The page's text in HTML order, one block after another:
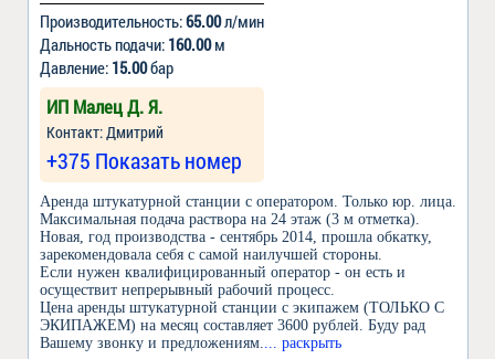
Производительность:65.00л/мин
Дальность подачи: 160.00м
Давление: 15.00бар
ИП Малец Д. Я.
Контакт: Дмитрий
+375 Показать номер
Аренда штукатурной станции c оператором. Только юр. лица.
Максимальная подача раствора на 24 этаж (3 м отметка).
Новая, год производства - сентябрь 2014, прошла обкатку,
зарекомендовала себя с самой наилучшей стороны.
Если нужен квалифицированный оператор - он есть и
осуществит непрерывный рабочий процесс.
Цена аренды штукатурной станции с экипажем (ТОЛЬКО С
ЭКИПАЖЕМ) на месяц составляет 3600 рублей. Буду рад
Вашему звонку и предложениям.... раскрыть